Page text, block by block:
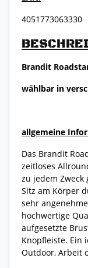
Brandit
wählbar in
allgemeine
Das Brandit
zeitloses
zu jedem
Sitz am Körper
sehr
hochwertige
aufgesetzte
Knopfleiste. Ein
Outdoor, Arbeit
4051773063330